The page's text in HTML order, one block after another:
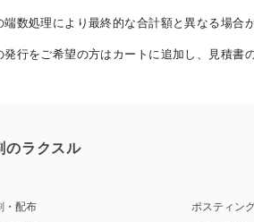
端数処理により最終的な合計額と異なる場合
発行をご希望の方はカートに追加し、見積書
のラクスル
・配布
ポスティン